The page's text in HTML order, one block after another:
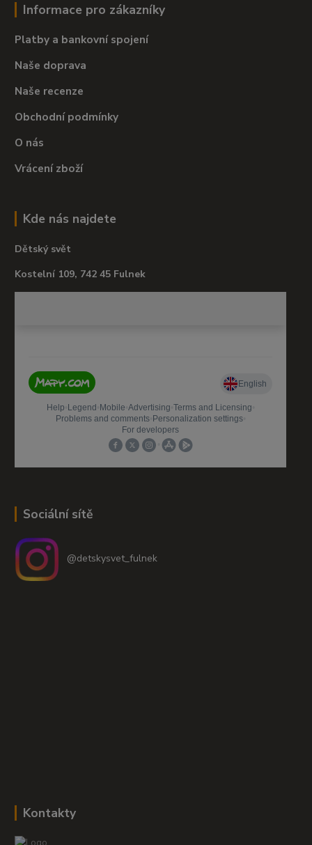
Informace pro zákazníky
Platby a bankovní spojení
Naše doprava
Naše recenze
Obchodní podmínky
O nás
Vrácení zboží
Kde nás najdete
Dětský svět
Kostelní 109, 742 45 Fulnek
Sociální sítě
@detskysvet_fulnek
Kontakty